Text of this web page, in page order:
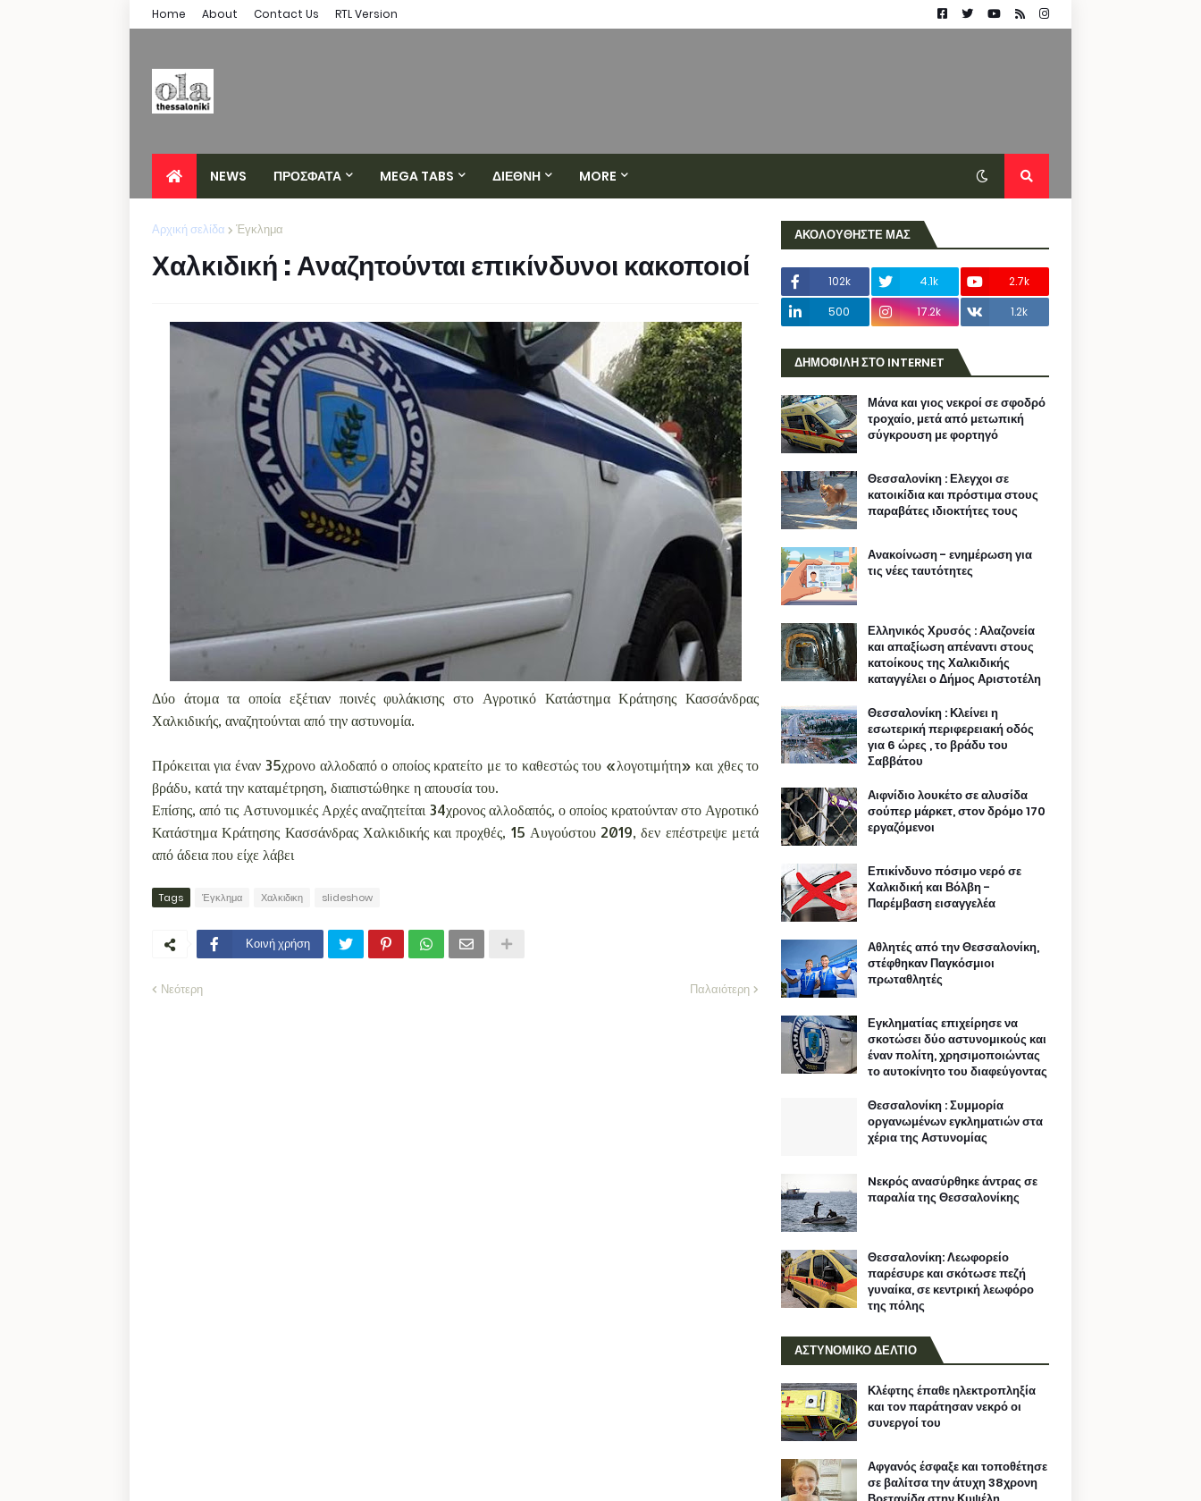
Home About Contact Us RTL Version
NEWS ΠΡΟΣΦΑΤΑ MEGA TABS ΔΙΕΘΝΗ MORE
Αρχική σελίδα Έγκλημα
Χαλκιδική : Αναζητούνται επικίνδυνοι κακοποιοί
Δύο άτομα τα οποία εξέτιαν ποινές φυλάκισης στο Αγροτικό Κατάστημα Κράτησης Κασσάνδρας
Χαλκιδικής, αναζητούνται από την αστυνομία.
Πρόκειται για έναν 35χρονο αλλοδαπό ο οποίος κρατείτο με το καθεστώς του «λογοτιμήτη» και χθες το
βράδυ, κατά την καταμέτρηση, διαπιστώθηκε η απουσία του.
Επίσης, από τις Αστυνομικές Αρχές αναζητείται 34χρονος αλλοδαπός, ο οποίος κρατούνταν στο Αγροτικό
Κατάστημα Κράτησης Κασσάνδρας Χαλκιδικής και προχθές, 15 Αυγούστου 2019, δεν επέστρεψε μετά
από άδεια που είχε λάβει
Tags Έγκλημα Χαλκιδικη slideshow
Κοινή χρήση
Νεότερη Παλαιότερη
ΑΚΟΛΟΥΘΗΣΤΕ ΜΑΣ
102k 4.1k
2.7k
500
17.2k 1.2k
ΔΗΜΟΦΙΛΗ ΣΤΟ INTERNET
Μάνα και γιος νεκροί σε σφοδρό
τροχαίο, μετά από μετωπική
σύγκρουση με φορτηγό
Θεσσαλονίκη : Ελεγχοι σε
κατοικίδια και πρόστιμα στους
παραβάτες ιδιοκτήτες τους
Ανακοίνωση - ενημέρωση για
τις νέες ταυτότητες
Ελληνικός Χρυσός : Αλαζονεία
και απαξίωση απέναντι στους
κατοίκους της Χαλκιδικής
καταγγέλει ο Δήμος Αριστοτέλη
Θεσσαλονίκη : Κλείνει η
εσωτερική περιφερειακή οδός
για 6 ώρες , το βράδυ του
Σαββάτου
Αιφνίδιο λουκέτο σε αλυσίδα
σούπερ μάρκετ, στον δρόμο 170
εργαζόμενοι
Επικίνδυνο πόσιμο νερό σε
Χαλκιδική και Βόλβη -
Παρέμβαση εισαγγελέα
Αθλητές από την Θεσσαλονίκη,
στέφθηκαν Παγκόσμιοι
πρωταθλητές
Εγκληματίας επιχείρησε να
σκοτώσει δύο αστυνομικούς και
έναν πολίτη, χρησιμοποιώντας
το αυτοκίνητο του διαφεύγοντας
Θεσσαλονίκη : Συμμορία
οργανωμένων εγκληματιών στα
χέρια της Αστυνομίας
Nεκρός ανασύρθηκε άντρας σε
παραλία της Θεσσαλονίκης
Θεσσαλονίκη: Λεωφορείο
παρέσυρε και σκότωσε πεζή
γυναίκα, σε κεντρική λεωφόρο
της πόλης
ΑΣΤΥΝΟΜΙΚΟ ΔΕΛΤΙΟ
Κλέφτης έπαθε ηλεκτροπληξία
και τον παράτησαν νεκρό οι
συνεργοί του
Αφγανός έσφαξε και τοποθέτησε
σε βαλίτσα την άτυχη 38χρονη